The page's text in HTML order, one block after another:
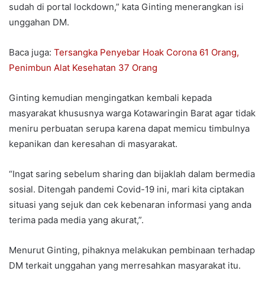
sudah di portal lockdown,” kata Ginting menerangkan isi
unggahan DM.
Baca juga: Tersangka Penyebar Hoak Corona 61 Orang,
Penimbun Alat Kesehatan 37 Orang
Ginting kemudian mengingatkan kembali kepada
masyarakat khususnya warga Kotawaringin Barat agar tidak
meniru perbuatan serupa karena dapat memicu timbulnya
kepanikan dan keresahan di masyarakat.
“Ingat saring sebelum sharing dan bijaklah dalam bermedia
sosial. Ditengah pandemi Covid-19 ini, mari kita ciptakan
situasi yang sejuk dan cek kebenaran informasi yang anda
terima pada media yang akurat,”.
Menurut Ginting, pihaknya melakukan pembinaan terhadap
DM terkait unggahan yang merresahkan masyarakat itu.